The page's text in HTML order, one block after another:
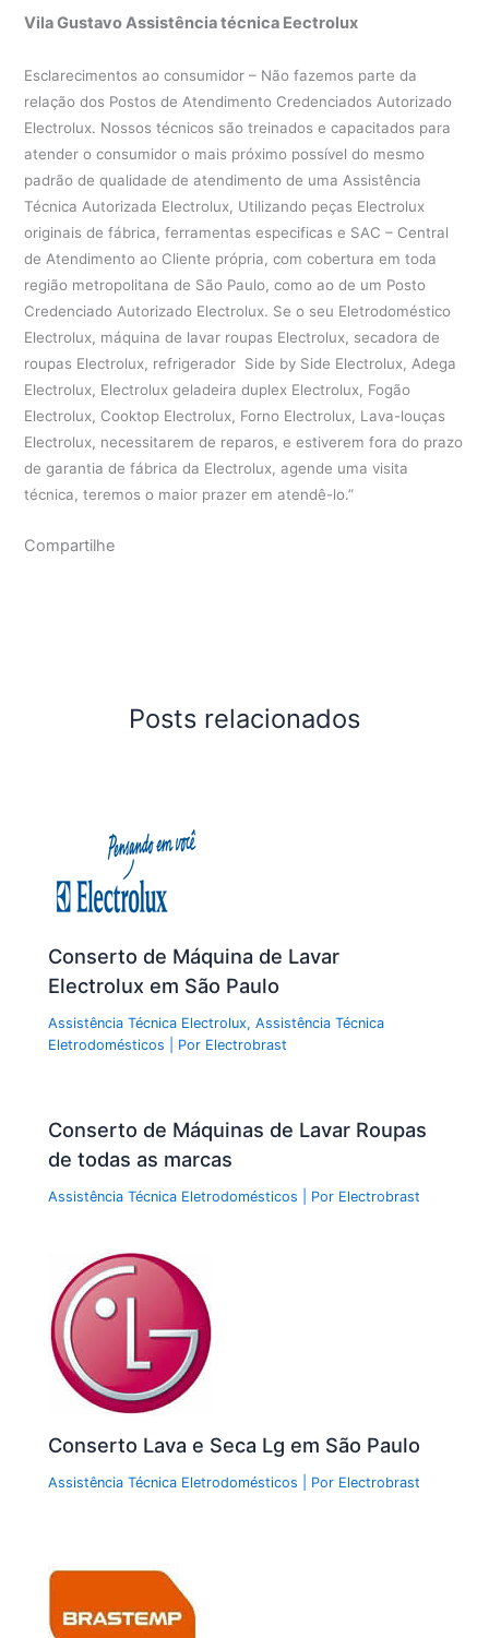
Vila Gustavo Assistência técnica Eectrolux
Esclarecimentos ao consumidor – Não fazemos parte da
relação dos Postos de Atendimento Credenciados Autorizado
Electrolux. Nossos técnicos são treinados e capacitados para
atender o consumidor o mais próximo possível do mesmo
padrão de qualidade de atendimento de uma Assistência
Técnica Autorizada Electrolux, Utilizando peças Electrolux
originais de fábrica, ferramentas especificas e SAC – Central
de Atendimento ao Cliente própria, com cobertura em toda
região metropolitana de São Paulo, como ao de um Posto
Credenciado Autorizado Electrolux. Se o seu Eletrodoméstico
Electrolux, máquina de lavar roupas Electrolux, secadora de
roupas Electrolux, refrigerador Side by Side Electrolux, Adega
Electrolux, Electrolux geladeira duplex Electrolux, Fogão
Electrolux, Cooktop Electrolux, Forno Electrolux, Lava-louças
Electrolux, necessitarem de reparos, e estiverem fora do prazo
de garantia de fábrica da Electrolux, agende uma visita
técnica, teremos o maior prazer em atendê-lo.”
Compartilhe
Posts relacionados
Conserto de Máquina de Lavar
Electrolux em São Paulo
Assistência Técnica Electrolux,Assistência Técnica
Eletrodomésticos | Por Electrobrast
Conserto de Máquinas de Lavar Roupas
de todas as marcas
Assistência Técnica Eletrodomésticos | Por Electrobrast
Conserto Lava e Seca Lg em São Paulo
Assistência Técnica Eletrodomésticos | Por Electrobrast